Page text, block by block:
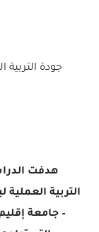
جودة التربية
هدفت
التربية العملية
– جامعة